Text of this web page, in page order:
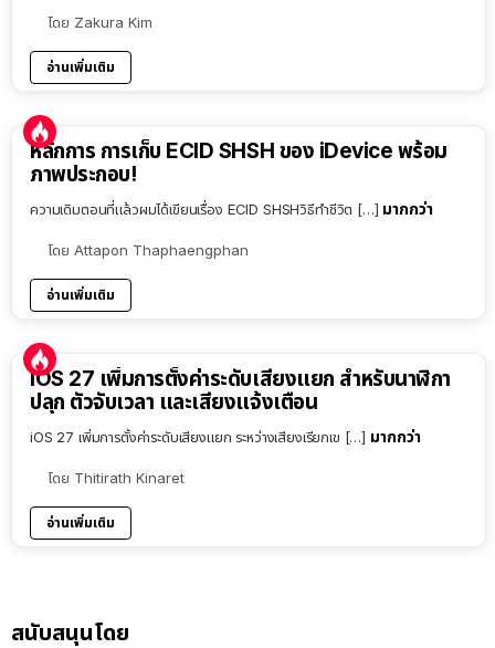
โดย Zakura Kim
อ่านเพิ่มเติม
หลักการ การเก็บ ECID SHSH ของ iDevice พร้อม
ภาพประกอบ!
ความเดิมตอนที่แล้วผมได้เขียนเรื่อง ECID SHSHวิธีทำชีวิต […] มากกว่า
โดย Attapon Thaphaengphan
อ่านเพิ่มเติม
iOS 27 เพิ่มการตั้งค่าระดับเสียงแยก สำหรับนาฬิกา
ปลุก ตัวจับเวลา และเสียงแจ้งเตือน
iOS 27 เพิ่มการตั้งค่าระดับเสียงแยก ระหว่างเสียงเรียกเข […] มากกว่า
โดย Thitirath Kinaret
อ่านเพิ่มเติม
สนับสนุนโดย